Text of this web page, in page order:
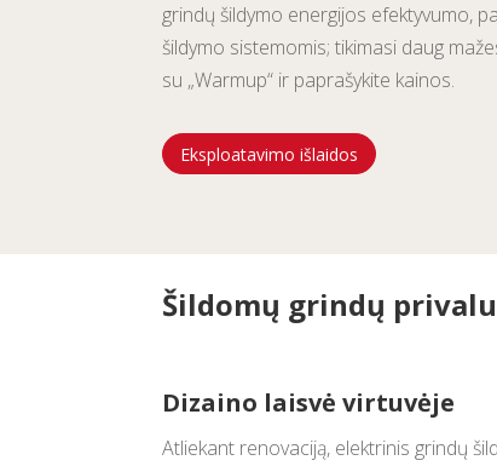
grindų šildymo energijos efektyvumo,
šildymo sistemomis; tikimasi daug
su „Warmup“ ir paprašykite kainos.
Eksploatavimo išlaidos
Šildomų grindų
Dizaino laisvė virtuvėje
Atliekant renovaciją, elektrinis grindų